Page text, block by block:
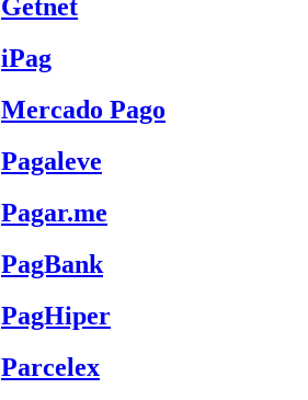
Getnet
iPag
Mercado Pago
Pagaleve
Pagar.me
PagBank
PagHiper
Parcelex